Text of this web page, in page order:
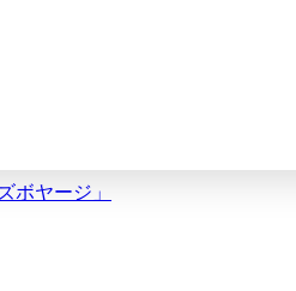
ボヤージ」